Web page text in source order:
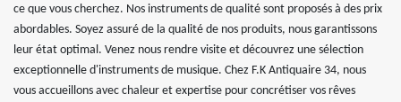
ce que vous cherchez. Nos instruments de qualité sont proposés à des prix
abordables. Soyez assuré de la qualité de nos produits, nous garantissons
leur état optimal. Venez nous rendre visite et découvrez une sélection
exceptionnelle d'instruments de musique. Chez F.K Antiquaire 34, nous
vous accueillons avec chaleur et expertise pour concrétiser vos rêves